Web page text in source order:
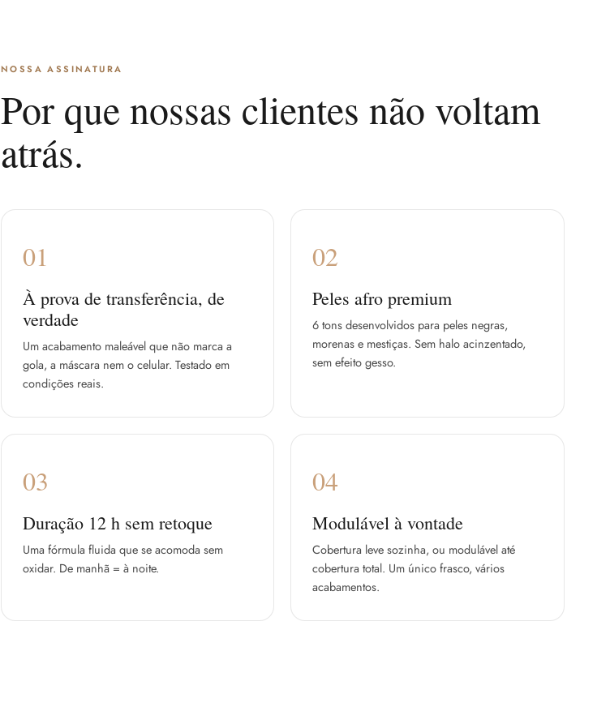
NOSSA ASSINATURA
Por que nossas clientes não voltam
atrás.
01
À prova de transferência, de
verdade
Um acabamento maleável que não marca a
gola, a máscara nem o celular. Testado em
condições reais.
02
Peles afro premium
6 tons desenvolvidos para peles negras,
morenas e mestiças. Sem halo acinzentado,
sem efeito gesso.
03
Duração 12 h sem retoque
Uma fórmula fluida que se acomoda sem
oxidar. De manhã = à noite.
04
Modulável à vontade
Cobertura leve sozinha, ou modulável até
cobertura total. Um único frasco, vários
acabamentos.